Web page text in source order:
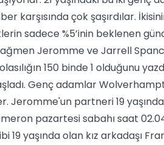
karşısında çok şaşırdılar.
sadece %5’inin beklenen
Jeromme ve Jarrell
150 binde 1 olduğunu
Genç adamlar
Jeromme'un partneri 19
pazartesi sabahı saat
yaşında olan kız arkadaşı